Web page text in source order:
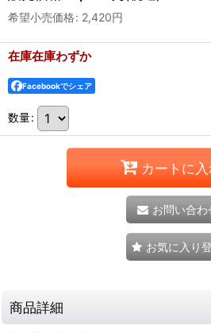
希望小売価格: 2,420円
在庫在庫わずか
Facebookでシェア
数量:
カートに
お問い合わ
お気に入り
商品詳細